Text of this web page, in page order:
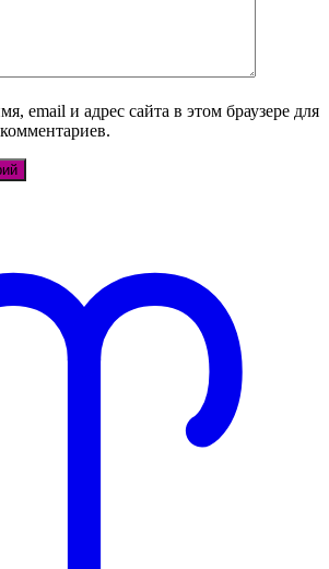
email и адрес сайта в этом браузере для